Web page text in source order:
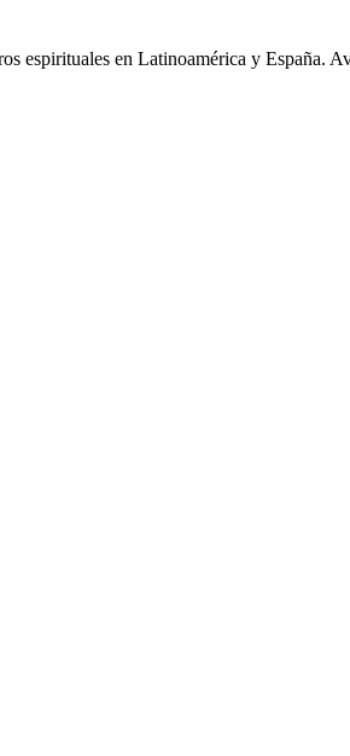
espirituales en Latinoamérica y España.